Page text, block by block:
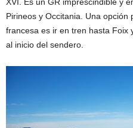
Pirineos y Occitania. Una
francesa es ir en tren hasta Foix
al inicio del sendero.